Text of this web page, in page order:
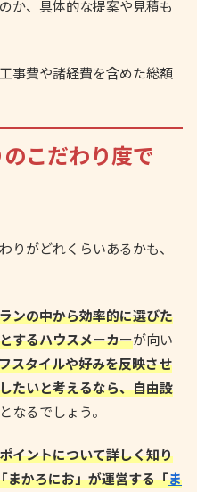
か、具体的な提案や見積も
事費や諸経費を含めた総額
こだわり度で
りがどれくらいあるかも、
ンの中から効率的に選びた
するハウスメーカーが向い
スタイルや好みを反映させ
たいと考えるなら、自由設
なるでしょう。
イントについて詳しく知り
かろにお」が運営する「ま